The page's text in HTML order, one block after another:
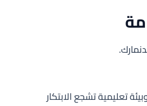
تعليمية تشجع الابتكار